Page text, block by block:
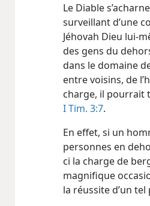
Le Diable
surveillant d’une
Jéhovah Dieu lui-​
des gens du
dans le domaine
entre voisins, de
charge, il pourrait
I Tim. 3:7.
En effet, si un
personnes en
ci la charge de
magnifique
la réussite d’un